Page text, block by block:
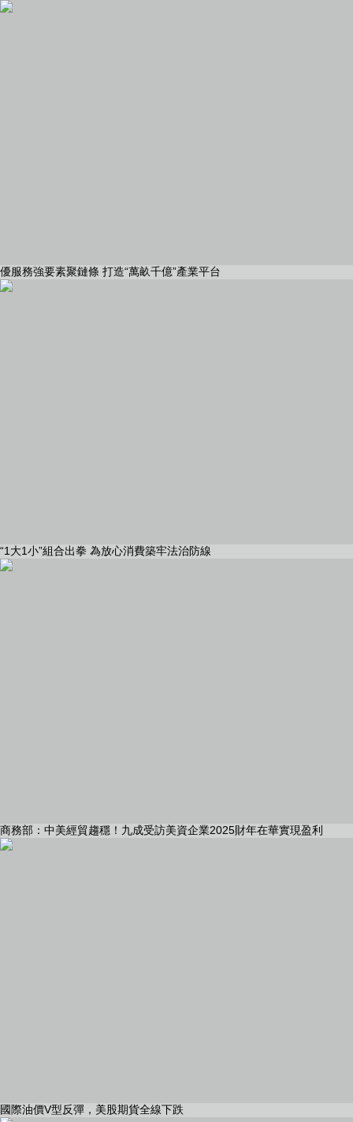
優服務強要素聚鏈條 打造“萬畝千億”產業平台
“1大1小”組合出拳 為放心消費築牢法治防線
商務部：中美經貿趨穩！九成受訪美資企業2025財年在華實現盈利
國際油價V型反彈，美股期貨全線下跌